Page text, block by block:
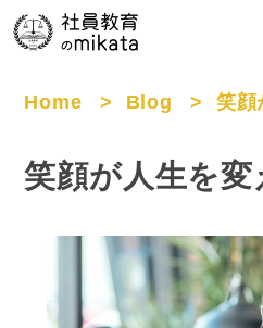
Home > Blog > 笑顔
笑顔が人生を変